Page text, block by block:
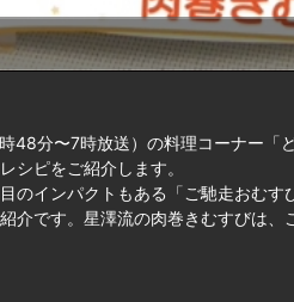
48分〜7時放送）の料理コーナー「
シピをご紹介します。
インパクトもある「ご馳走おむす
介です。星澤流の肉巻きむすびは、